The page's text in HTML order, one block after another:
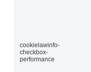
cookielawinfo-
checkbox-
performance